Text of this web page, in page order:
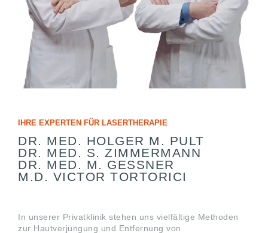
IHRE EXPERTEN FÜR LASERTHERAPIE
DR. MED. HOLGER M. PULT
DR. MED. S. ZIMMERMANN
DR. MED. M. GESSNER
M.D. VICTOR TORTORICI
In unserer Privatklinik stehen uns vielfältige Methoden
zur Hautverjüngung und Entfernung von